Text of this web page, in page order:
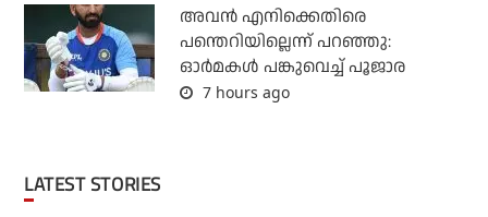
അവന്‍ എനിക്കെതിരെ
പന്തെറിയില്ലെന്ന് പറഞ്ഞു:
ഓര്‍മകള്‍ പങ്കുവെച്ച് പൂജാര
7 hours ago
LATEST STORIES